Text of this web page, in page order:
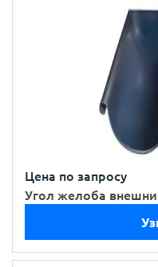
Цена по запросу
Угол желоба